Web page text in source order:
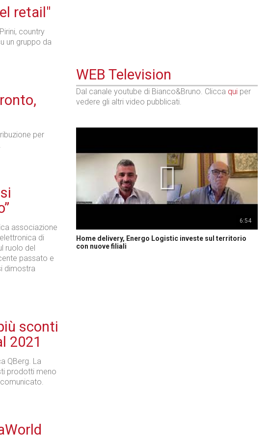
retail"
country
un gruppo da
per
associazione
di
ruolo del
passato e
dimostra
sconti
2021
QBerg. La
prodotti meno
WEB Television
Dal canale youtube di Bianco&Bruno. Clicca qui per
vedere gli altri video pubblicati.
6:54
Home delivery, Energo Logistic investe sul territorio
con nuove filiali